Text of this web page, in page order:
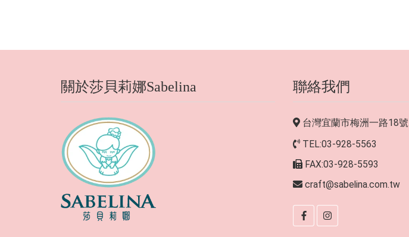
關於莎貝莉娜Sabelina 聯絡我們
台灣宜蘭市梅洲一路18號
TEL:03-928-5563
FAX:03-928-5593
craft@sabelina.com.tw